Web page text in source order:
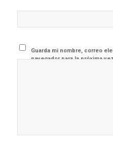
Guarda mi nombre, correo
navegador para la próxima